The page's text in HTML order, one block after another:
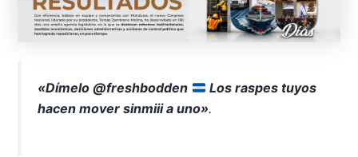
«Dímelo @freshbodden
Los raspes tuyos
hacen mover sinmiii a uno».